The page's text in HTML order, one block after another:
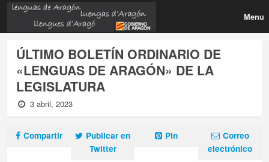
Menu
ÚLTIMO BOLETÍN ORDINARIO DE
«LENGUAS DE ARAGÓN» DE LA
LEGISLATURA
3 abril, 2023
Compartir
Publicar en
Twitter
Pin
Correo
electrónico